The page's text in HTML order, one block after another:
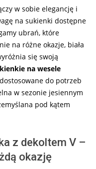
w sobie elegancję i
na sukienki dostępne
ubrań, które
na różne okazje, biała
się swoją
na wesele
do potrzeb
w sezonie jesiennym
pod kątem
z dekoltem V –
okazję